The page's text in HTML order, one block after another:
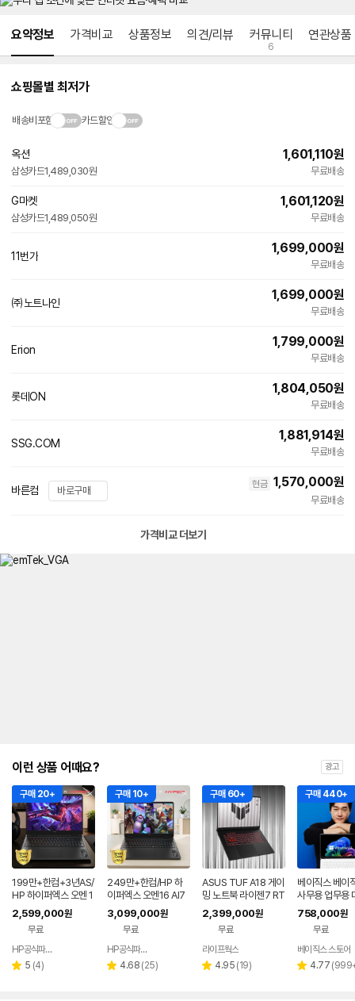
요약정보 가격비교 상품정보 의견/리뷰 커뮤니티
6
연관상품
쇼핑몰별 최저가
배송비포함 카드할인
옥션
삼성카드1,489,030원
1,601,110원
무료배송
G마켓
삼성카드1,489,050원
1,601,120원
무료배송
11번가
1,699,000원
무료배송
㈜노트나인
1,699,000원
무료배송
Erion
페
1,799,000원
무료배송
롯데ON
1,804,050원
무료배송
SSG.COM
1,881,914원
무료배송
바른컴 바로구매
현금 1,570,000원
무료배송
가격비교 더보기
이런 상품 어때요? 광고
구매 20+
199만+한컴+3년AS/
HP 하이퍼엑스 오멘 1
6 AI7 450 RTX506
0 게이밍 노트북
2,599,000원
무료
HP공식파트너 이텍컴퓨터
별 5 리
(4)
구매 10+
249만+한컴/HP 하
이퍼엑스 오멘16 AI7
RTX5070 OLED 윈
11 게이밍 노트북
3,099,000원
무료
페이
HP공식파트너 이텍컴퓨터
별 4.68 리
(25)
구매 60+
ASUS TUF A18 게이
밍 노트북 라이젠7 RT
X5070 대학생 영상
편집 오버워치 배그
2,399,000원
무료
라이프웍스
별 4.95 리
(19)
구매 440+
베이직스 베이
사무용 업무용
인강용 가벼운
휴대용 저가 싼
758,000원
무료
베이직스 스토어
별 4.77 리
(